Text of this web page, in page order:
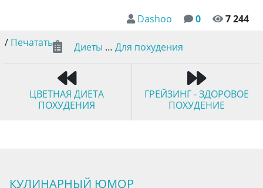
Dashoo
0
7 244
/ Печатать Диеты … Для похудения
ЦВЕТНАЯ ДИЕТА
ПОХУДЕНИЯ
ГРЕЙЗИНГ - ЗДОРОВОЕ
ПОХУДЕНИЕ
КУЛИНАРНЫЙ ЮМОР